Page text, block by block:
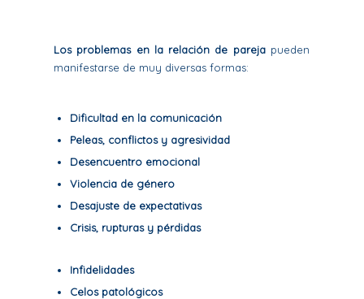
Los problemas en la relación de parejapueden
manifestarse de muy diversas formas:
Dificultad en la comunicación
Peleas, conflictos y agresividad
Desencuentro emocional
Violencia de género
Desajuste de expectativas
Crisis, rupturas y pérdidas
Infidelidades
Celos patológicos